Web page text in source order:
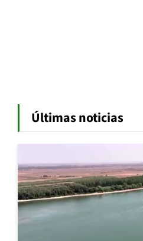
Últimas noticias